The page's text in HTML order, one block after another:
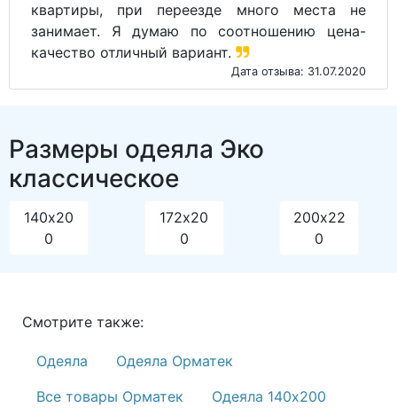
квартиры, при переезде много места не
занимает. Я думаю по соотношению цена-
качество отличный вариант.
Дата отзыва: 31.07.2020
Размеры одеяла Эко
классическое
140х20
0
172х20
0
200х22
0
Смотрите также:
Одеяла
Одеяла Орматек
Все товары Орматек
Одеяла 140х200